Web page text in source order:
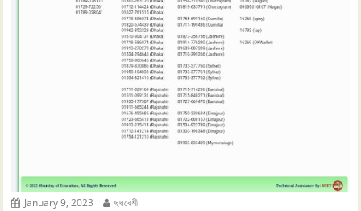
January 9, 2023 ছদ্মবেশী